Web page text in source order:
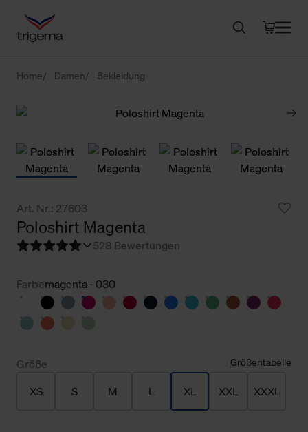
Home Damen Bekleidung
Art. Nr.: 27603
Poloshirt Magenta
528 Bewertungen
Farbemagenta - 030
Größe Größentabelle
XS S M L XL XXL XXXL